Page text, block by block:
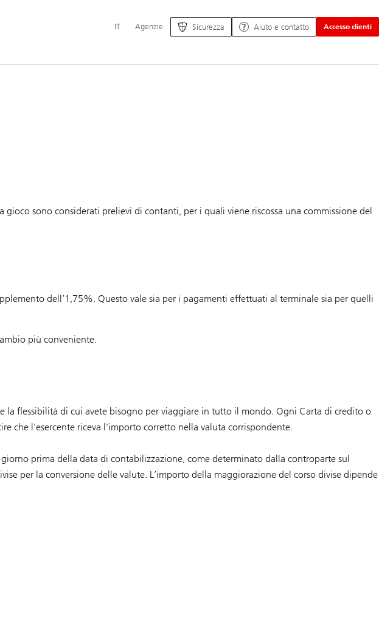
principale
IT Agenzie Sicurezza Aiuto e contatto Accesso clienti
sono considerati prelievi di contanti, per i quali viene riscossa una commissione del
dell’1,75%. Questo vale sia per i pagamenti effettuati al terminale sia per quelli
più conveniente.
flessibilità di cui avete bisogno per viaggiare in tutto il mondo. Ogni Carta di credito o
che l’esercente riceva l’importo corretto nella valuta corrispondente.
prima della data di contabilizzazione, come determinato dalla controparte sul
per la conversione delle valute. L’importo della maggiorazione del corso divise dipende